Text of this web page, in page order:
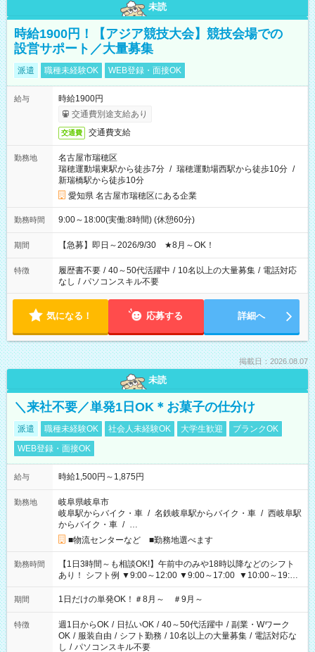
未読
時給1900円！【アジア競技大会】競技会場での
設営サポート／大量募集
派遣 職種未経験OK WEB登録・面接OK
給与
時給1900円
交通費別途支給あり
交通費 交通費支給
勤務地
名古屋市瑞穂区
瑞穂運動場東駅から徒歩7分 / 瑞穂運動場西駅から徒歩10分 /
新瑞橋駅から徒歩10分
愛知県 名古屋市瑞穂区にある企業
勤務時間 9:00～18:00(実働:8時間) (休憩60分)
期間 【急募】即日～2026/9/30 ★8月～OK！
特徴 履歴書不要 / 40～50代活躍中 / 10名以上の大量募集 / 電話対応
なし / パソコンスキル不要
気になる！ 応募する 詳細へ
掲載日：2026.08.07
未読
＼来社不要／単発1日OK＊お菓子の仕分け
派遣 職種未経験OK 社会人未経験OK 大学生歓迎
ブランクOK
WEB登録・面接OK
給与 時給1,500円～1,875円
勤務地
岐阜県岐阜市
岐阜駅からバイク・車 / 名鉄岐阜駅からバイク・車 / 西岐阜駅
からバイク・車 / …
■物流センターなど ■勤務地選べます
勤務時間
【1日3時間～も相談OK!】午前中のみや18時以降などのシフト
あり！ シフト例 ▼9:00～12:00 ▼9:00～17:00 ▼10:00～19:00
▼18:00～21:00
期間 1日だけの単発OK！＃8月～ ＃9月～
特徴 週1日からOK / 日払いOK / 40～50代活躍中 / 副業・Wワーク
OK / 服装自由 / シフト勤務 / 10名以上の大量募集 / 電話対応な
し / パソコンスキル不要